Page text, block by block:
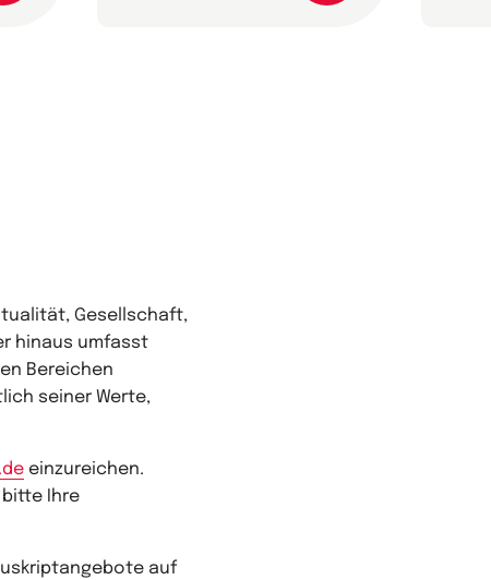
Gesellschaft,
hinaus umfasst
Bereichen
seiner Werte,
einzureichen.
bitte Ihre
auf